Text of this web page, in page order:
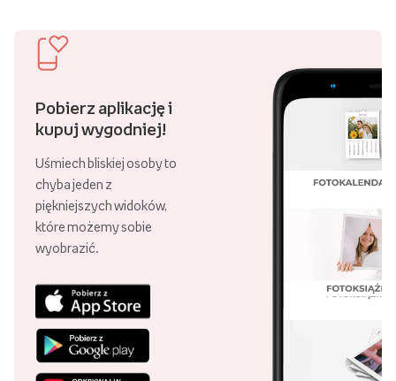
Pobierz aplikację i
kupuj wygodniej!
Uśmiech bliskiej osoby to
chyba jeden z
piękniejszych widoków,
które możemy sobie
wyobrazić.